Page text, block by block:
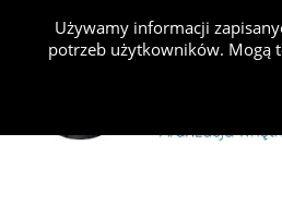
Używamy informacji
potrzeb użytkowników. Mogą